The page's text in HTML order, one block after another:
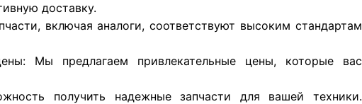
доставку.
включая аналоги, соответствуют высоким стандартам
Мы предлагаем привлекательные цены, которые вас
получить надежные запчасти для вашей техники.